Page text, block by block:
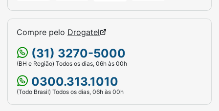
Compre pelo Drogatel
(31) 3270-5000
(BH e Região) Todos os dias, 06h às 00h
0300.313.1010
(Todo Brasil) Todos os dias, 06h às 00h